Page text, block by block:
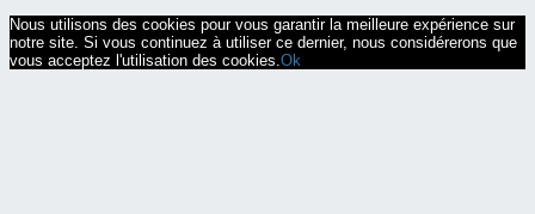
Nous utilisons des cookies pour vous garantir la meilleure expérience sur
notre site. Si vous continuez à utiliser ce dernier, nous considérerons que
vous acceptez l'utilisation des cookies. Ok